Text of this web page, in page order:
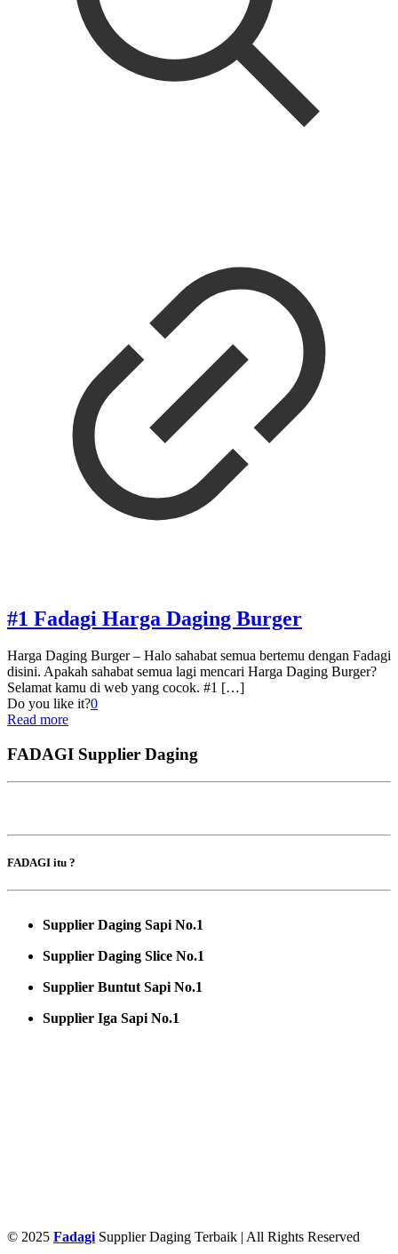
#1 Fadagi Harga Daging Burger
Harga Daging Burger – Halo sahabat semua bertemu dengan Fadagi
disini. Apakah sahabat semua lagi mencari Harga Daging Burger?
Selamat kamu di web yang cocok. #1 […]
Do you like it?0
Read more
FADAGI Supplier Daging
FADAGI itu ?
Supplier Daging Sapi No.1
Supplier Daging Slice No.1
Supplier Buntut Sapi No.1
Supplier Iga Sapi No.1
© 2025 Fadagi Supplier Daging Terbaik | All Rights Reserved